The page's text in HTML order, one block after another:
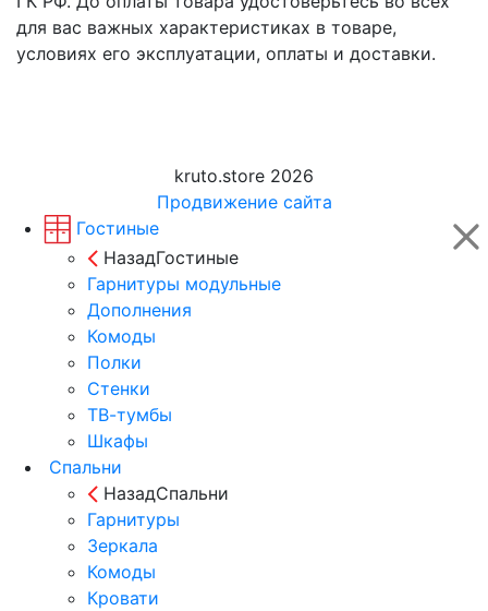
для вас важных характеристиках в товаре,
условиях его эксплуатации, оплаты и доставки.
kruto.store 2026
Продвижение сайта
Гостиные
НазадГостиные
Гарнитуры модульные
Дополнения
Комоды
Полки
Стенки
ТВ-тумбы
Шкафы
Спальни
НазадСпальни
Гарнитуры
Зеркала
Комоды
Кровати